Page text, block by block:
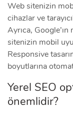
Web sitenizin
cihazlar ve
Ayrıca,
sitenizin mobil
Responsive
boyutlarına
Yerel SEO
önemlidir?